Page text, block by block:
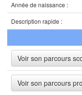
Année de naissance :
Description rapide :
Voir son parcours
Voir son parcours